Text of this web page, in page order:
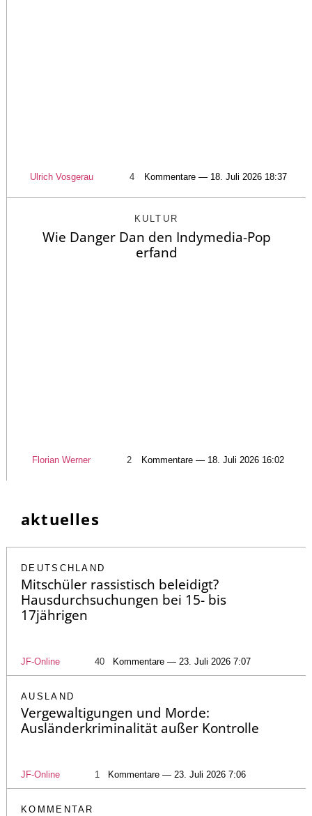
Ulrich Vosgerau 4 Kommentare — 18. Juli 2026 18:37
KULTUR
Wie Danger Dan den Indymedia-Pop
erfand
Florian Werner 2 Kommentare — 18. Juli 2026 16:02
aktuelles
DEUTSCHLAND
Mitschüler rassistisch beleidigt?
Hausdurchsuchungen bei 15- bis
17jährigen
JF-Online 40 Kommentare — 23. Juli 2026 7:07
AUSLAND
Vergewaltigungen und Morde:
Ausländerkriminalität außer Kontrolle
JF-Online 1 Kommentare — 23. Juli 2026 7:06
KOMMENTAR